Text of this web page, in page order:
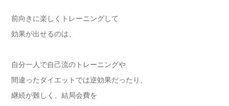
前向きに楽しくトレーニングして
効果が出せるのは、
自分一人で自己流のトレーニングや
間違ったダイエットでは逆効果だったり、
継続が難しく、結局会費を